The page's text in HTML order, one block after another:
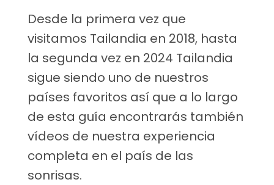
Desde la primera vez que
visitamos Tailandia en 2018, hasta
la segunda vez en 2024 Tailandia
sigue siendo uno de nuestros
países favoritos así que a lo largo
de esta guía encontrarás también
vídeos de nuestra experiencia
completa en el país de las
sonrisas.